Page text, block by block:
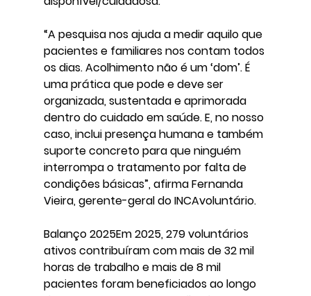
“A pesquisa nos ajuda a medir aquilo que
pacientes e familiares nos contam todos
os dias. Acolhimento não é um ‘dom’. É
uma prática que pode e deve ser
organizada, sustentada e aprimorada
dentro do cuidado em saúde. E, no nosso
caso, inclui presença humana e também
suporte concreto para que ninguém
interrompa o tratamento por falta de
condições básicas”, afirma Fernanda
Vieira, gerente-geral do INCAvoluntário.
Balanço 2025Em 2025, 279 voluntários
ativos contribuíram com mais de 32 mil
horas de trabalho e mais de 8 mil
pacientes foram beneficiados ao longo